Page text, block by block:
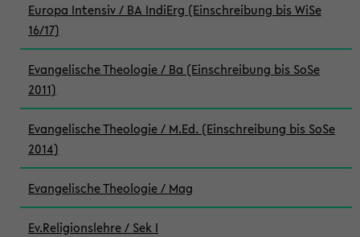
Europa Intensiv / BA IndiErg (Einschreibung bis WiSe
16/17)
Evangelische Theologie / Ba (Einschreibung bis SoSe
2011)
Evangelische Theologie / M.Ed. (Einschreibung bis SoSe
2014)
Evangelische Theologie / Mag
Ev.Religionslehre / Sek I